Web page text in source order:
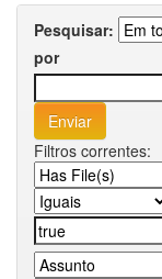
Pesquisar:
por
Filtros correntes: